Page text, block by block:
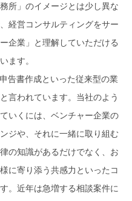
所」のイメージとは少し異な
経営コンサルティングをサー
企業」と理解していただける
ます。
告書作成といった従来型の業
言われています。当社のよう
いくには、ベンチャー企業の
ジや、それに一緒に取り組む
の知識があるだけでなく、お
に寄り添う共感力といったコ
。近年は急増する相談案件に